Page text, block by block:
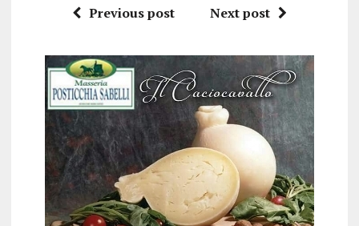
Previous post Next post